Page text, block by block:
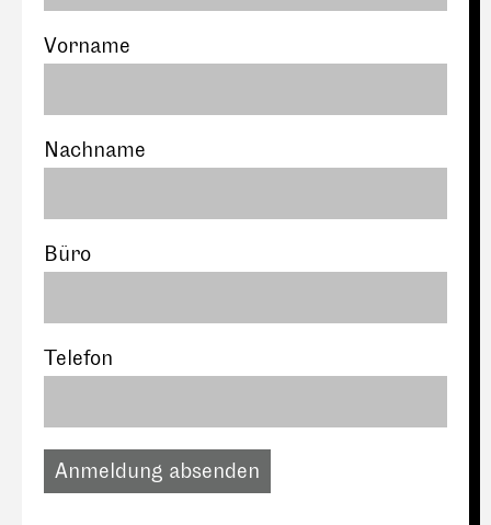
Vorname
Nachname
Büro
Telefon
Anmeldung absenden